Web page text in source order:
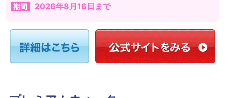
期間 2026年8月16日まで